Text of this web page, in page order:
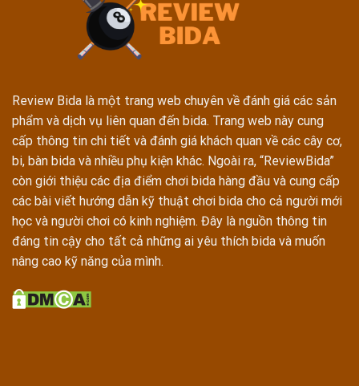
Review Bida là một trang web chuyên về đánh giá các sản
phẩm và dịch vụ liên quan đến bida. Trang web này cung
cấp thông tin chi tiết và đánh giá khách quan về các cây cơ,
bi, bàn bida và nhiều phụ kiện khác. Ngoài ra, “ReviewBida”
còn giới thiệu các địa điểm chơi bida hàng đầu và cung cấp
các bài viết hướng dẫn kỹ thuật chơi bida cho cả người mới
học và người chơi có kinh nghiệm. Đây là nguồn thông tin
đáng tin cậy cho tất cả những ai yêu thích bida và muốn
nâng cao kỹ năng của mình.